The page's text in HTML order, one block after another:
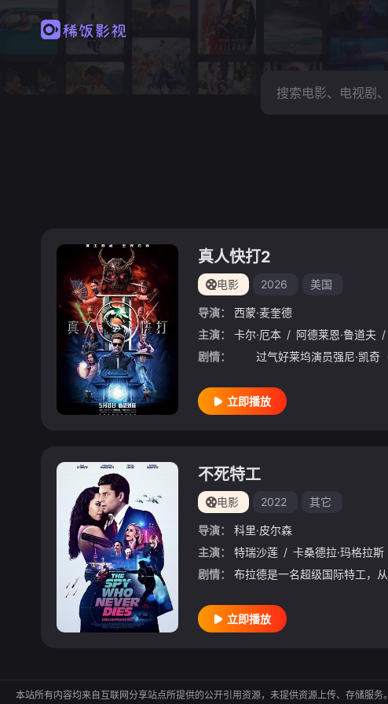
真人快打2
电影 2026 美国
导演：
西蒙·麦奎德
主演：
卡尔·厄本 / 阿德莱恩·鲁道夫 /
剧情：
立即播放
不死特工
电影 2022 其它
导演：
科里·皮尔森
主演：
特瑞沙莲 / 卡桑德拉·玛格拉斯
剧情：
立即播放
本站所有内容均来自互联网分享站点所提供的公开引用资源，未提供资源上传、存储服务。